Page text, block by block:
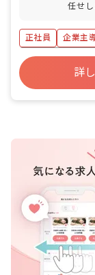
任せ
食事
対応 ・書類作
児
正社員 企業主
年間休日120日以
福利厚生充実詳